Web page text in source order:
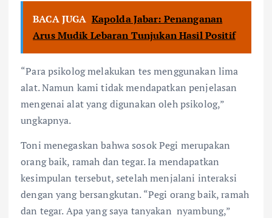
BACA JUGA Kapolda Jabar: Penanganan
Arus Mudik Lebaran Tunjukan Hasil Positif
“Para psikolog melakukan tes menggunakan lima
alat. Namun kami tidak mendapatkan penjelasan
mengenai alat yang digunakan oleh psikolog,”
ungkapnya.
Toni menegaskan bahwa sosok Pegi merupakan
orang baik, ramah dan tegar. Ia mendapatkan
kesimpulan tersebut, setelah menjalani interaksi
dengan yang bersangkutan. “Pegi orang baik, ramah
dan tegar. Apa yang saya tanyakan nyambung,”